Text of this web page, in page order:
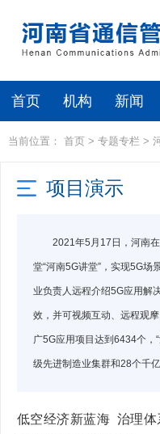
首页 机构 新闻
当前位置： 首页 > 专题专栏 >
项目演示
2021年5月17日，河南
堂“河南5G讲堂”，实现5G场
业负责人远程介绍5G应用解
效，并可视频互动、远程观
广5G应用项目达到6434个，
级先进制造业集群和28个千
低空经济新蓝海 治理体